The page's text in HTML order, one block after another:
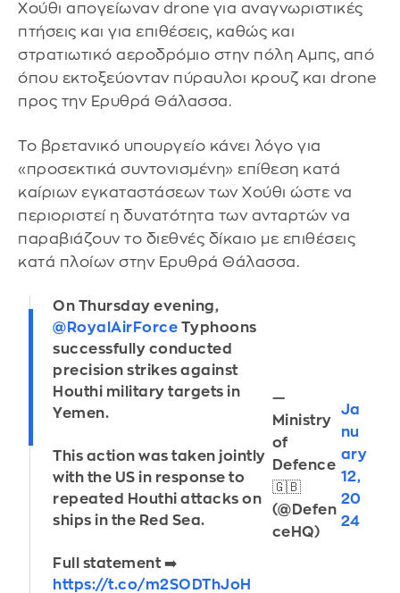
Χούθι απογείωναν drone για αναγνωριστικές
πτήσεις και για επιθέσεις, καθώς και
στρατιωτικό αεροδρόμιο στην πόλη Αμπς, από
όπου εκτοξεύονταν πύραυλοι κρουζ και drone
προς την Ερυθρά Θάλασσα.
Το βρετανικό υπουργείο κάνει λόγο για
«προσεκτικά συντονισμένη» επίθεση κατά
καίριων εγκαταστάσεων των Χούθι ώστε να
περιοριστεί η δυνατότητα των ανταρτών να
παραβιάζουν το διεθνές δίκαιο με επιθέσεις
κατά πλοίων στην Ερυθρά Θάλασσα.
On Thursday evening,
@RoyalAirForce Typhoons
successfully conducted
precision strikes against
Houthi military targets in
Yemen.
This action was taken jointly
with the US in response to
repeated Houthi attacks on
ships in the Red Sea.
Full statement ➡️
https://t.co/m2SODThJoH
—
Ministry
of
Defence
🇬🇧
(@Defen
ceHQ)
Ja
nu
ary
12,
20
24